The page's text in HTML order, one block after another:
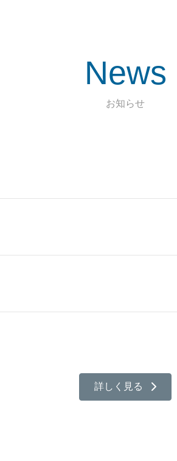
News
お知らせ
詳しく見る